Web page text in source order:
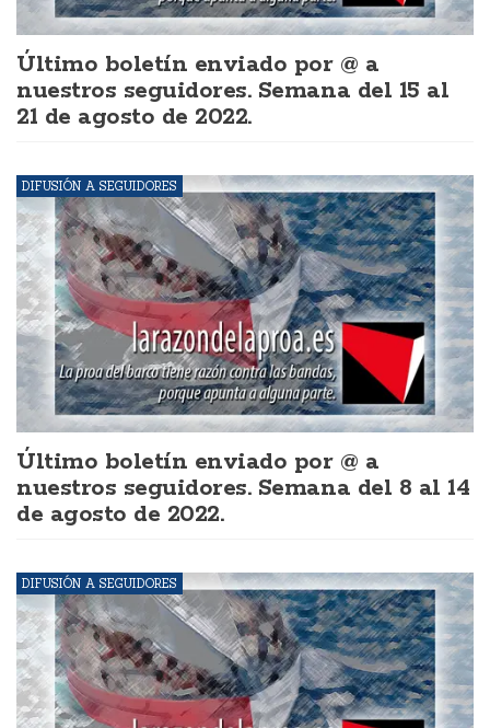
Último boletín enviado por @ a
nuestros seguidores. Semana del 15 al
21 de agosto de 2022.
DIFUSIÓN A SEGUIDORES
Último boletín enviado por @ a
nuestros seguidores. Semana del 8 al 14
de agosto de 2022.
DIFUSIÓN A SEGUIDORES